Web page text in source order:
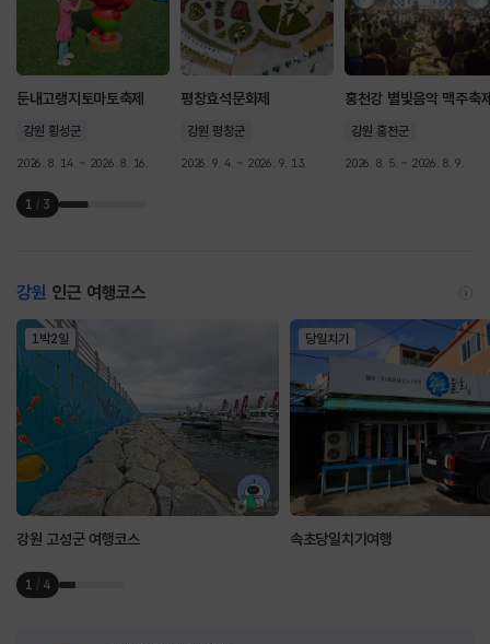
둔내고랭지토마토축제
강원 횡성군
2026. 8. 14. ~ 2026. 8. 16.
평창효석문화제
강원 평창군
2026. 9. 4. ~ 2026. 9. 13.
홍천강 별빛음악 맥주축
강원 홍천군
2026. 8. 5. ~ 2026. 8. 9.
1 / 3
강원 인근 여행코스
1박2일
강원 고성군 여행코스
당일치기
속초당일치기여행
1 / 4